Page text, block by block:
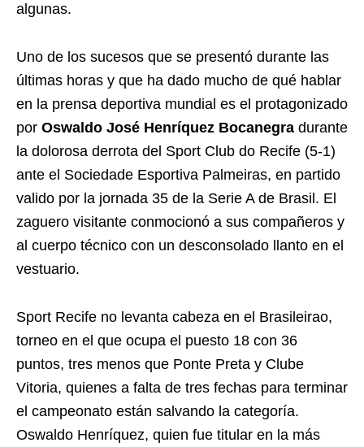
algunas.
Uno de los sucesos que se presentó durante las
últimas horas y que ha dado mucho de qué hablar
en la prensa deportiva mundial es el protagonizado
por Oswaldo José Henríquez Bocanegra durante
la dolorosa derrota del Sport Club do Recife (5-1)
ante el Sociedade Esportiva Palmeiras, en partido
valido por la jornada 35 de la Serie A de Brasil. El
zaguero visitante conmocionó a sus compañeros y
al cuerpo técnico con un desconsolado llanto en el
vestuario.
Sport Recife no levanta cabeza en el Brasileirao,
torneo en el que ocupa el puesto 18 con 36
puntos, tres menos que Ponte Preta y Clube
Vitoria, quienes a falta de tres fechas para terminar
el campeonato están salvando la categoría.
Oswaldo Henríquez, quien fue titular en la más